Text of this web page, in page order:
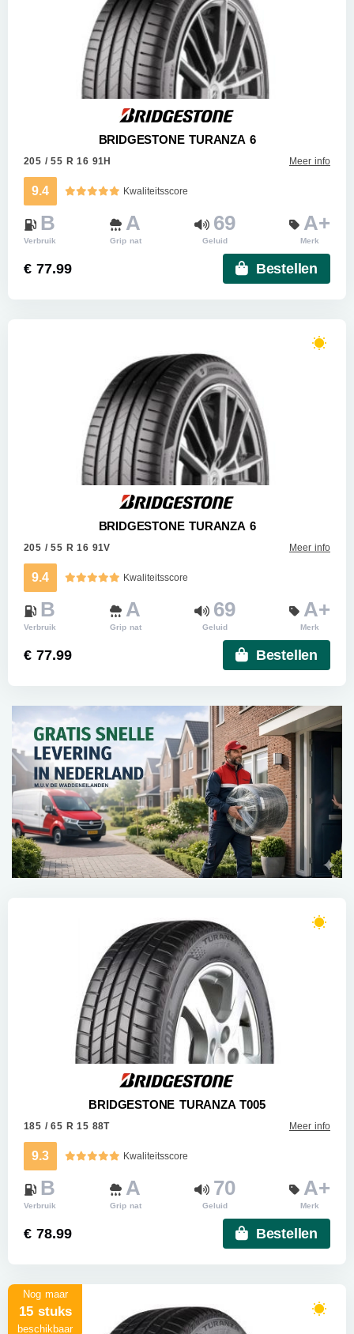
BRIDGESTONE TURANZA 6
205 / 55 R 16 91H Meer info
9.4 Kwaliteitsscore
B
Verbruik
A
Grip nat
69
Geluid
A+
Merk
€ 77.99 Bestellen
BRIDGESTONE TURANZA 6
205 / 55 R 16 91V Meer info
9.4 Kwaliteitsscore
B
Verbruik
A
Grip nat
69
Geluid
A+
Merk
€ 77.99 Bestellen
BRIDGESTONE TURANZA T005
185 / 65 R 15 88T Meer info
9.3 Kwaliteitsscore
B
Verbruik
A
Grip nat
70
Geluid
A+
Merk
€ 78.99 Bestellen
Nog maar
15 stuks
beschikbaar